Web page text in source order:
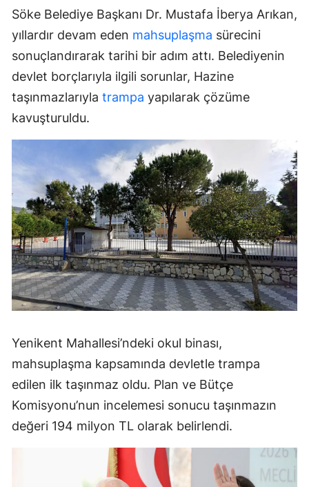
Söke Belediye Başkanı Dr. Mustafa İberya Arıkan,
yıllardır devam eden mahsuplaşma sürecini
sonuçlandırarak tarihi bir adım attı. Belediyenin
devlet borçlarıyla ilgili sorunlar, Hazine
taşınmazlarıyla trampa yapılarak çözüme
kavuşturuldu.
Yenikent Mahallesi’ndeki okul binası,
mahsuplaşma kapsamında devletle trampa
edilen ilk taşınmaz oldu. Plan ve Bütçe
Komisyonu’nun incelemesi sonucu taşınmazın
değeri 194 milyon TL olarak belirlendi.